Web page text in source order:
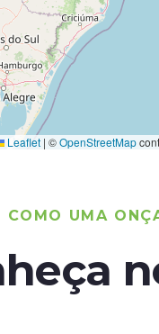
Leaflet | ©OpenStreetMap
COMO UMA